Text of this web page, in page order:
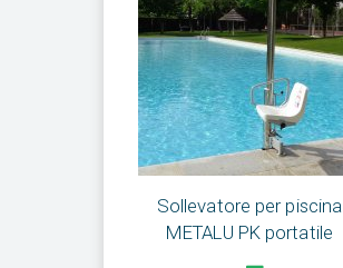
Sollevatore per piscina
METALU PK portatile